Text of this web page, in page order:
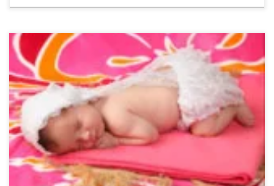
Sans doute vous souvenez vous ; fin février j’ai effectué une
belle séance grossesse avec Muriel, Adrien et Jules.
Aujourd’hui je vais faire la connaissance de cette adorable
petite puce qui est venu agrandir la famille; Claire 12 jours
aujourd’hui et déjà cette petite princesse pose comme une star
… […]